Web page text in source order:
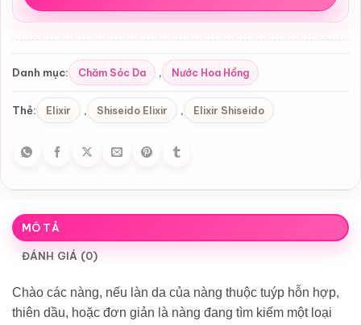
Danh mục: Chăm Sóc Da , Nước Hoa Hồng
Thẻ: Elixir , Shiseido Elixir , Elixir Shiseido
MÔ TẢ
ĐÁNH GIÁ (0)
Chào các nàng, nếu làn da của nàng thuộc tuýp hỗn hợp,
thiên dầu, hoặc đơn giản là nàng đang tìm kiếm một loại